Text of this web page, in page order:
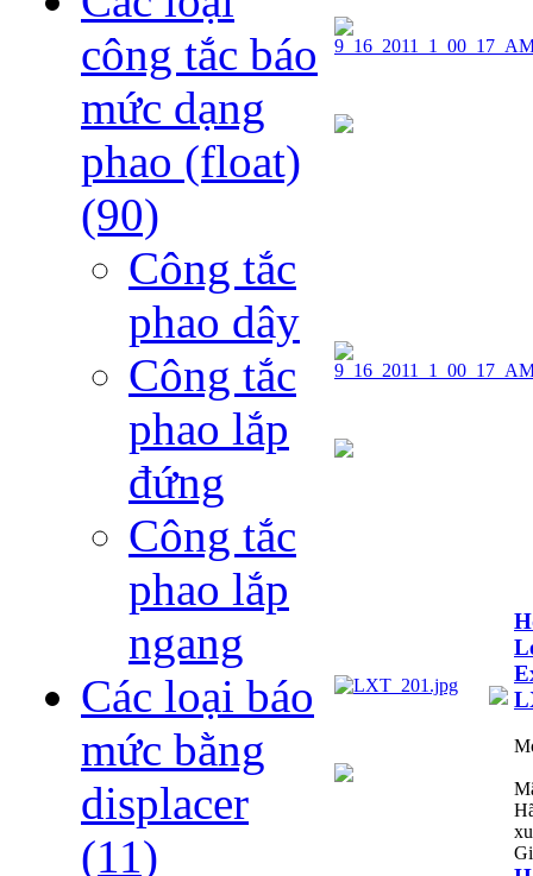
công tắc báo
mức dạng
phao (float)
(90)
Công tắc
phao dây
Công tắc
phao lắp
đứng
Công tắc
phao lắp
ngang
Các loại báo
mức bằng
displacer
(11)